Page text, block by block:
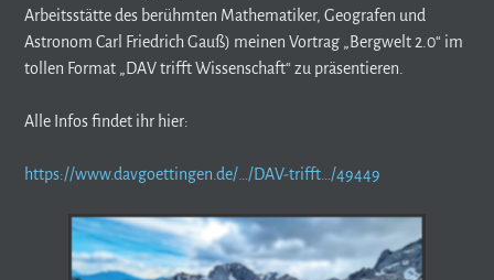
Arbeitsstätte des berühmten Mathematiker, Geografen und
Astronom Carl Friedrich Gauß) meinen Vortrag „Bergwelt 2.0“ im
tollen Format „DAV trifft Wissenschaft“ zu präsentieren.
Alle Infos findet ihr hier:
https://www.davgoettingen.de/…/DAV-trifft…/49449